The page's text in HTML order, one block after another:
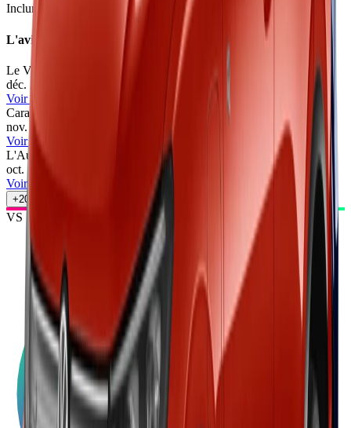
Inclure Malus 2026
L'avis des experts
Le Vendeur Automobiles
déc. 2025
Le Vendeur Automobiles
Voir l'article
Caradisiac
nov. 2025
Voir l'article
L'Auto-Journal
oct. 2025
Voir l'article
+20
VS